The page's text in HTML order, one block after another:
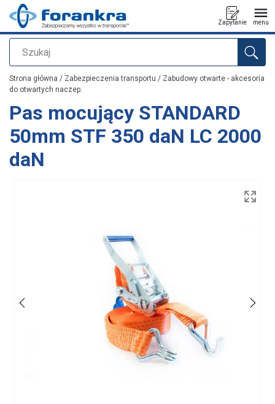
Szukaj
Zapytanie menu
Dodano do zapytania
Strona główna / Zabezpieczenia transportu / Zabudowy otwarte - akcesoria
do otwartych naczep.
Pas mocujący STANDARD
50mm STF 350 daN LC 2000
daN